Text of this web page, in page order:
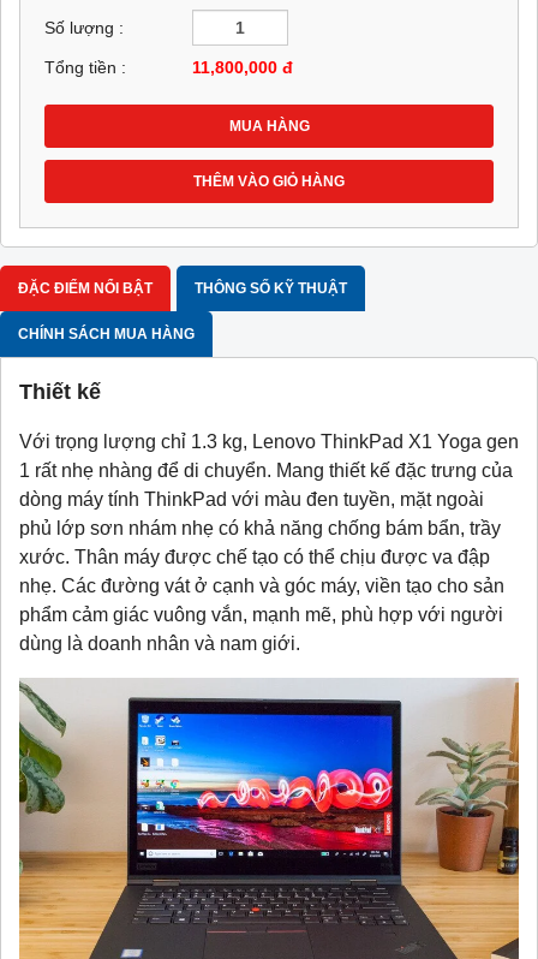
Số lượng :
Tổng tiền : 11,800,000 đ
MUA HÀNG
THÊM VÀO GIỎ HÀNG
ĐẶC ĐIỂM NỔI BẬT THÔNG SỐ KỸ THUẬT
CHÍNH SÁCH MUA HÀNG
Thiết kế
Với trọng lượng chỉ 1.3 kg, Lenovo ThinkPad X1 Yoga gen
1 rất nhẹ nhàng để di chuyển. Mang thiết kế đặc trưng của
dòng máy tính ThinkPad với màu đen tuyền, mặt ngoài
phủ lớp sơn nhám nhẹ có khả năng chống bám bẩn, trầy
xước. Thân máy được chế tạo có thể chịu được va đập
nhẹ. Các đường vát ở cạnh và góc máy, viền tạo cho sản
phẩm cảm giác vuông vắn, mạnh mẽ, phù hợp với người
dùng là doanh nhân và nam giới.